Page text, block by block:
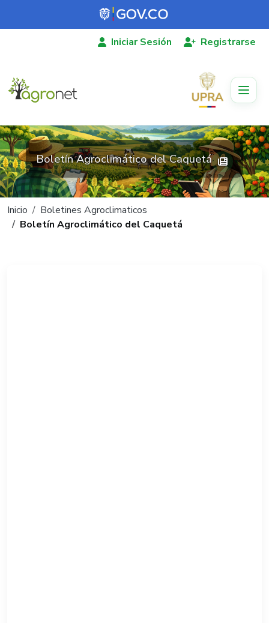
Pasar al contenido principal
Iniciar Sesión Registrarse
Boletín Agroclimático del Caquetá
Ruta de navegación
Inicio
Boletines Agroclimaticos
Boletín Agroclimático del Caquetá